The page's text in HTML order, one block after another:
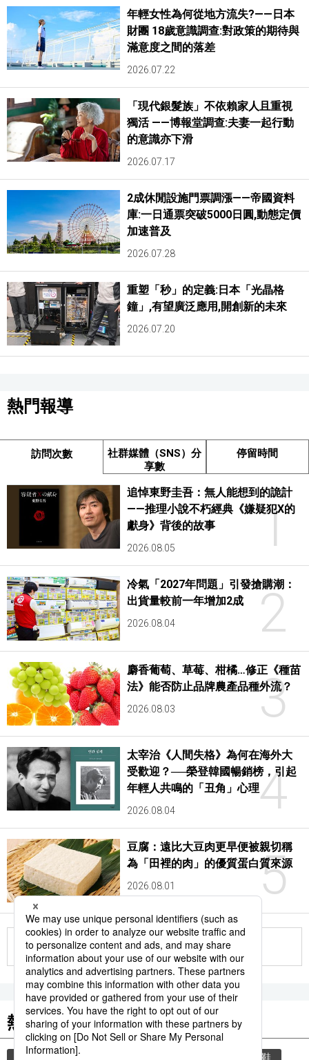
年輕女性為何從地方流失?——日本
財團 18歲意識調查:對政策的期待與
滿意度之間的落差
2026.07.22
「現代銀髮族」不依賴家人且重視
獨活 ——博報堂調查:夫妻一起行動
的意識亦下滑
2026.07.17
2成休閒設施門票調漲——帝國資料
庫:一日通票突破5000日圓,動態定價
加速普及
2026.07.28
重塑「秒」的定義:日本「光晶格
鐘」,有望廣泛應用,開創新的未來
2026.07.20
熱門報導
訪問次數
社群媒體（SNS）分
享數
停留時間
1
追悼東野圭吾：無人能想到的詭計
——推理小說不朽經典《嫌疑犯X的
獻身》背後的故事
2026.08.05
2
冷氣「2027年問題」引發搶購潮：
出貨量較前一年增加2成
2026.08.04
3
麝香葡萄、草莓、柑橘…修正《種苗
法》能否防止品牌農產品種外流？
2026.08.03
4
太宰治《人間失格》為何在海外大
受歡迎？──榮登韓國暢銷榜，引起
年輕人共鳴的「丑角」心理
2026.08.04
5
豆腐：遠比大豆肉更早便被親切稱
為「田裡的肉」的優質蛋白質來源
2026.08.01
更多
熱門關鍵詞
教育 禮儀 脫鞋